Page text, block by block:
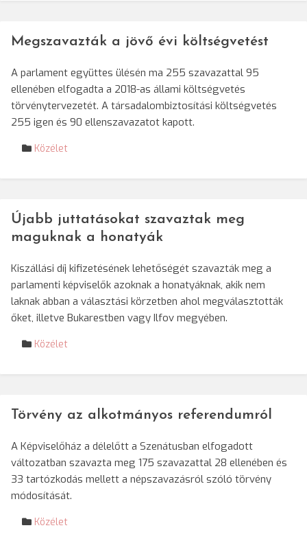
Megszavazták a jövő évi költségvetést
A parlament együttes ülésén ma 255 szavazattal 95
ellenében elfogadta a 2018-as állami költségvetés
törvénytervezetét. A társadalombiztosítási költségvetés
255 igen és 90 ellenszavazatot kapott.
Közélet
Újabb juttatásokat szavaztak meg
maguknak a honatyák
Kiszállási díj kifizetésének lehetőségét szavazták meg a
parlamenti képviselők azoknak a honatyáknak, akik nem
laknak abban a választási körzetben ahol megválasztották
őket, illetve Bukarestben vagy Ilfov megyében.
Közélet
Törvény az alkotmányos referendumról
A Képviselőház a délelőtt a Szenátusban elfogadott
változatban szavazta meg 175 szavazattal 28 ellenében és
33 tartózkodás mellett a népszavazásról szóló törvény
módosítását.
Közélet